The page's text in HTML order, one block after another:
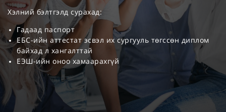
Хэлний бэлтгэлд сурахад:
Гадаад паспорт
ЕБС-ийн аттестат эсвэл их сургууль төгссөн диплом
байхад л хангалттай
ЕЭШ-ийн оноо хамаарахгүй